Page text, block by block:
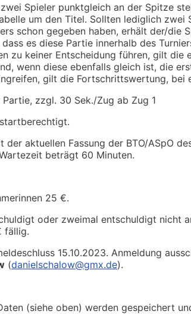
Spieler punktgleich an der Spitze
um den Titel. Sollten lediglich
schon gegeben haben, erhält der/die
es diese Partie innerhalb des
zu keiner Entscheidung führen, gilt
wenn diese ebenfalls gleich ist, die
gilt die Fortschrittswertung, bei
zzgl. 30 Sek./Zug ab Zug 1
aktuellen Fassung der BTO/ASpO
beträgt 60 Minuten.
25 €.
oder zweimal entschuldigt nicht
fällig.
15.10.2023. Anmeldung
(danielschalow@gmx.de).
(siehe oben) werden gespeichert